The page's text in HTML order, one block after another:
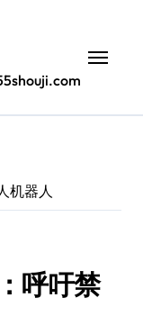
机器人
呼吁禁